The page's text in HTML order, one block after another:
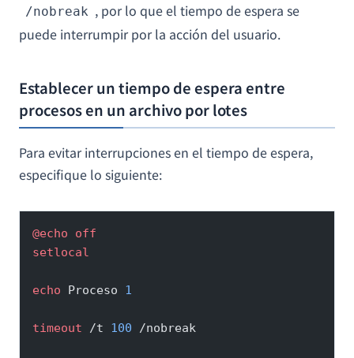
/nobreak , por lo que el tiempo de espera se
puede interrumpir por la acción del usuario.
Establecer un tiempo de espera entre
procesos en un archivo por lotes
Para evitar interrupciones en el tiempo de espera,
especifique lo siguiente:
@echo off
setlocal
echo Proceso 1
timeout /t 100 /nobreak